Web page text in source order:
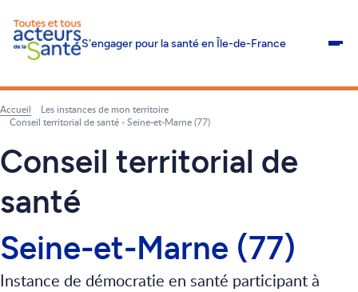
S'engager pour la santé en Île-de-France
Fil
d'Ariane
Accueil
Les instances de mon territoire
Conseil territorial de santé - Seine-et-Marne (77)
Conseil territorial de
santé
Seine-et-Marne (77)
Instance de démocratie en santé participant à